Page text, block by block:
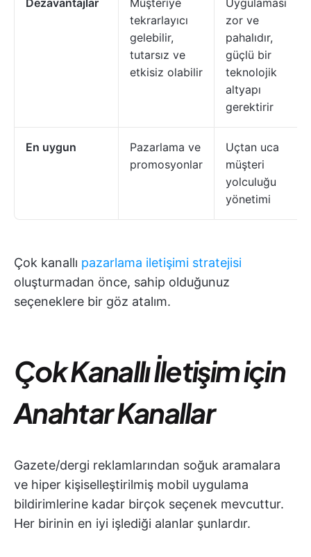
Dezavantajlar
Müşteriye
tekrarlayıcı
gelebilir,
tutarsız ve
etkisiz olabilir
Uygulaması
zor ve
pahalıdır,
güçlü bir
teknolojik
altyapı
gerektirir
En uygun
Pazarlama ve
promosyonlar
Uçtan uca
müşteri
yolculuğu
yönetimi
Çok kanallı pazarlama iletişimi stratejisi
oluşturmadan önce, sahip olduğunuz
seçeneklere bir göz atalım.
Çok Kanallı İletişim için
Anahtar Kanallar
Gazete/dergi reklamlarından soğuk aramalara
ve hiper kişiselleştirilmiş mobil uygulama
bildirimlerine kadar birçok seçenek mevcuttur.
Her birinin en iyi işlediği alanlar şunlardır.